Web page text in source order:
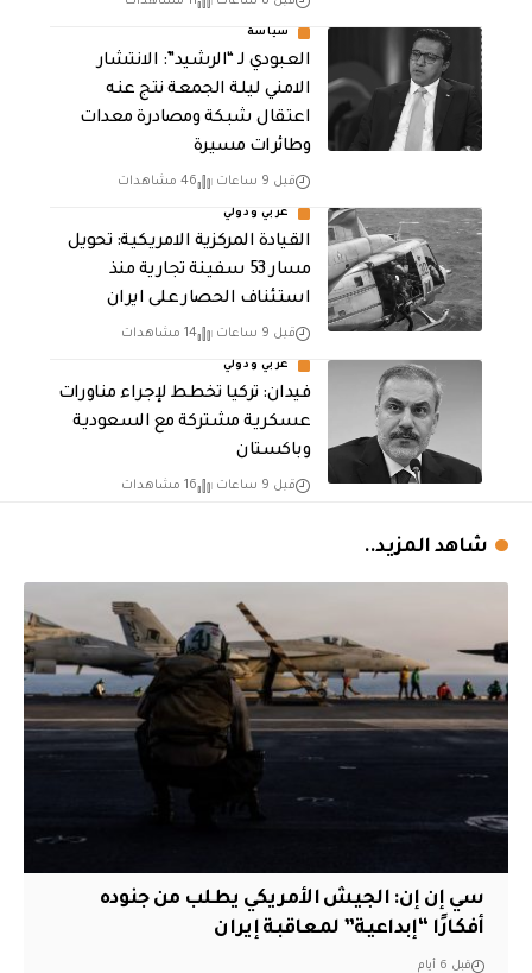
سياسة
العبودي لـ “الرشيد”: الانتشار
الامني ليلة الجمعة نتج عنه
اعتقال شبكة ومصادرة معدات
وطائرات مسيرة
قبل 9 ساعات 46 مشاهدات
عربي ودولي
القيادة المركزية الامريكية: تحويل
مسار 53 سفينة تجارية منذ
استئناف الحصار على ايران
قبل 9 ساعات 14 مشاهدات
عربي ودولي
فيدان: تركيا تخطط لإجراء مناورات
عسكرية مشتركة مع السعودية
وباكستان
قبل 9 ساعات 16 مشاهدات
شاهد المزيد..
سي إن إن: الجيش الأمريكي يطلب من جنوده
أفكارًا “إبداعية” لمعاقبة إيران
قبل 6 أيام